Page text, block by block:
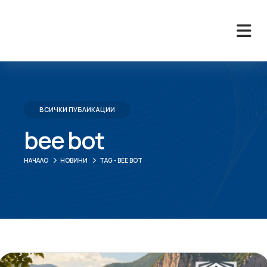
ВСИЧКИ ПУБЛИКАЦИИ
bee bot
НАЧАЛО НОВИНИ TAG -BEE BOT